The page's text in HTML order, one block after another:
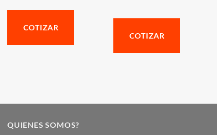
COTIZAR
COTIZAR
QUIENES SOMOS?